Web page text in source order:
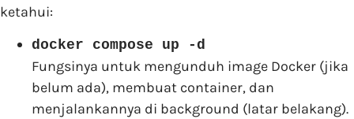
ketahui:
docker compose up -d
Fungsinya untuk mengunduh image Docker (jika
belum ada), membuat container, dan
menjalankannya di background (latar belakang).